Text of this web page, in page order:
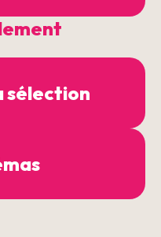
sélection